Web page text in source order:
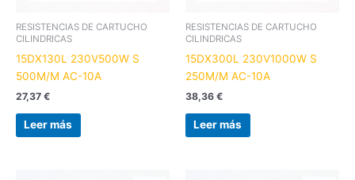
RESISTENCIAS DE CARTUCHO
CILINDRICAS
15DX130L 230V500W S
500M/M AC-10A
27,37 €
Leer más
RESISTENCIAS DE CARTUCHO
CILINDRICAS
15DX300L 230V1000W S
250M/M AC-10A
38,36 €
Leer más